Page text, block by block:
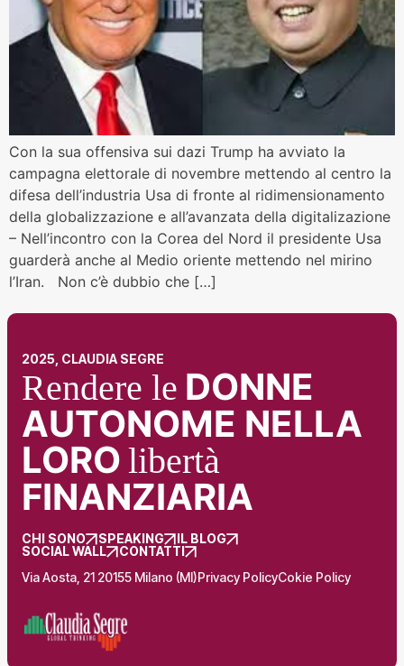
Con la sua offensiva sui dazi Trump ha avviato la
campagna elettorale di novembre mettendo al centro la
difesa dell’industria Usa di fronte al ridimensionamento
della globalizzazione e all’avanzata della digitalizazione
– Nell’incontro con la Corea del Nord il presidente Usa
guarderà anche al Medio oriente mettendo nel mirino
l’Iran. Non c’è dubbio che […]
2025, CLAUDIA SEGRE
Rendere le DONNE
AUTONOME NELLA
LORO libertà
FINANZIARIA
CHI SONO SPEAKING
IL BLOG
SOCIAL WALL
CONTATTI
Via Aosta, 21 20155 Milano (MI)Privacy PolicyCokie Policy